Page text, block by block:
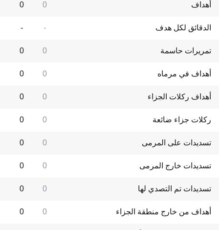
أهداف 0
0
الدقائق لكل هدف -
-
تمريرات حاسمة 0
0
أهداف في مرماه 0
0
أهداف ركلات الجزاء 0
0
ركلات جزاء ضائعة 0
0
تسديدات على المرمى 0
0
تسديدات خارج المرمى 0
0
تسديدات تم التصدي لها 0
0
أهداف من خارج منطقة الجزاء 0
0